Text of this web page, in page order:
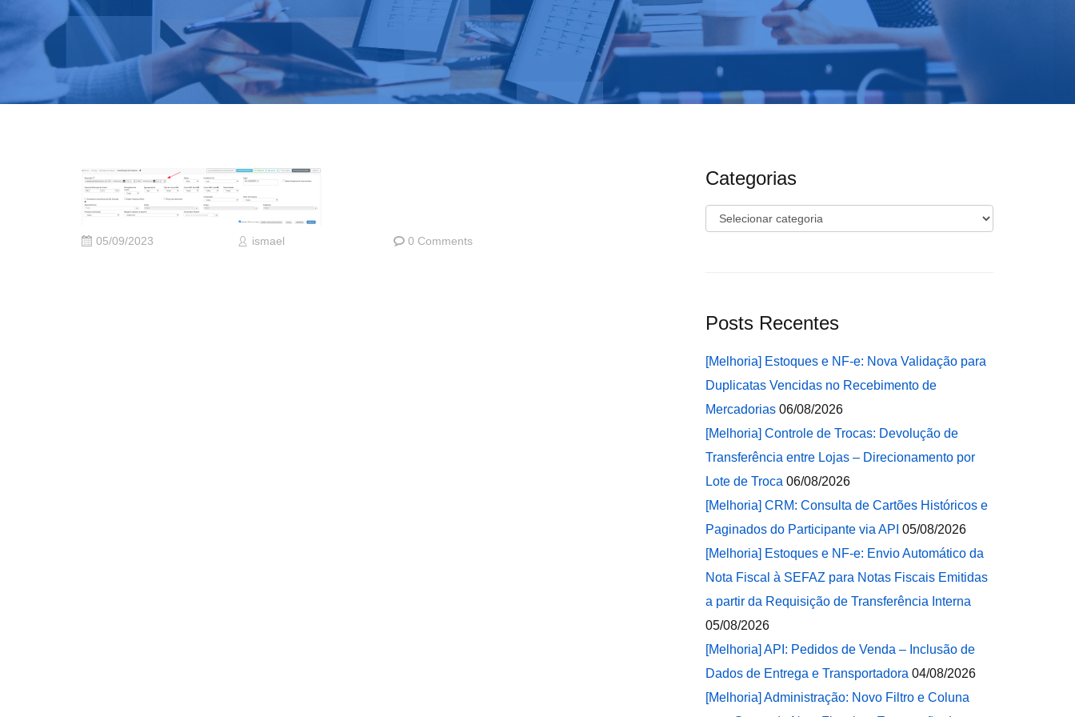
05/09/2023 ismael 0 Comments
Categorias
Categorias
Posts Recentes
[Melhoria] Estoques e NF-e: Nova Validação para
Duplicatas Vencidas no Recebimento de
Mercadorias 06/08/2026
[Melhoria] Controle de Trocas: Devolução de
Transferência entre Lojas – Direcionamento por
Lote de Troca 06/08/2026
[Melhoria] CRM: Consulta de Cartões Históricos e
Paginados do Participante via API 05/08/2026
[Melhoria] Estoques e NF-e: Envio Automático da
Nota Fiscal à SEFAZ para Notas Fiscais Emitidas
a partir da Requisição de Transferência Interna
05/08/2026
[Melhoria] API: Pedidos de Venda – Inclusão de
Dados de Entrega e Transportadora 04/08/2026
[Melhoria] Administração: Novo Filtro e Coluna